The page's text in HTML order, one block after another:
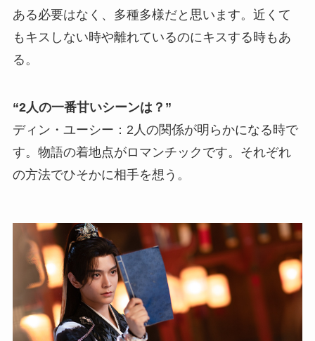
ある必要はなく、多種多様だと思います。近くて
もキスしない時や離れているのにキスする時もあ
る。
“2人の一番甘いシーンは？”
ディン・ユーシー：2人の関係が明らかになる時で
す。物語の着地点がロマンチックです。それぞれ
の方法でひそかに相手を想う。